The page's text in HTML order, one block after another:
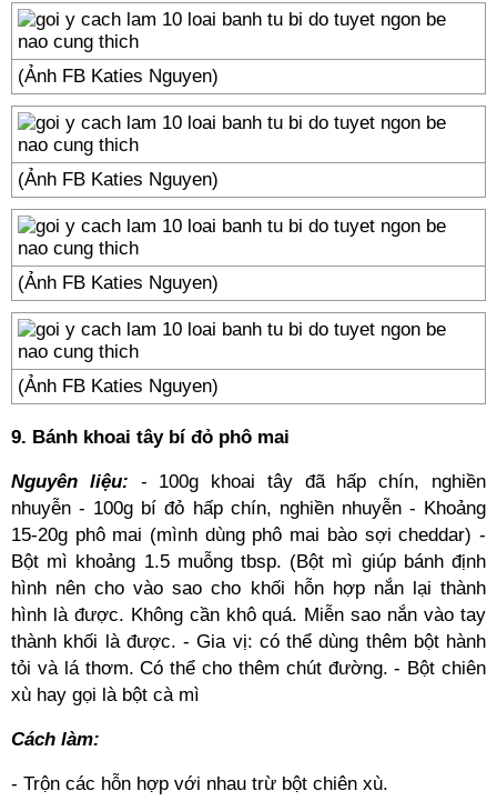
(Ảnh FB Katies Nguyen)
(Ảnh FB Katies Nguyen)
(Ảnh FB Katies Nguyen)
(Ảnh FB Katies Nguyen)
9. Bánh khoai tây bí đỏ phô mai
Nguyên liệu: - 100g khoai tây đã hấp chín, nghiền
nhuyễn - 100g bí đỏ hấp chín, nghiền nhuyễn - Khoảng
15-20g phô mai (mình dùng phô mai bào sợi cheddar) -
Bột mì khoảng 1.5 muỗng tbsp. (Bột mì giúp bánh định
hình nên cho vào sao cho khối hỗn hợp nắn lại thành
hình là được. Không cần khô quá. Miễn sao nắn vào tay
thành khối là được. - Gia vị: có thể dùng thêm bột hành
tỏi và lá thơm. Có thể cho thêm chút đường. - Bột chiên
xù hay gọi là bột cà mì
Cách làm:
- Trộn các hỗn hợp với nhau trừ bột chiên xù.